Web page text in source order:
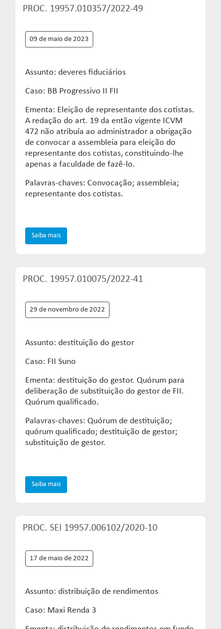
PROC. 19957.010357/2022-49
09 de maio de 2023
Assunto: deveres fiduciários
Caso: BB Progressivo II FII
Ementa: Eleição de representante dos cotistas.
A redação do art. 19 da então vigente ICVM
472 não atribuía ao administrador a obrigação
de convocar a assembleia para eleição do
representante dos cotistas, constituindo-lhe
apenas a faculdade de fazê-lo.
Palavras-chaves: Convocação; assembleia;
representante dos cotistas.
Saiba mais
PROC. 19957.010075/2022-41
29 de novembro de 2022
Assunto: destituição do gestor
Caso: FII Suno
Ementa: destituição do gestor. Quórum para
deliberação de substituição do gestor de FII.
Quórum qualificado.
Palavras-chaves: Quórum de destituição;
quórum qualificado; destituição de gestor;
substituição de gestor.
Saiba mais
PROC. SEI 19957.006102/2020-10
17 de maio de 2022
Assunto: distribuição de rendimentos
Caso: Maxi Renda 3